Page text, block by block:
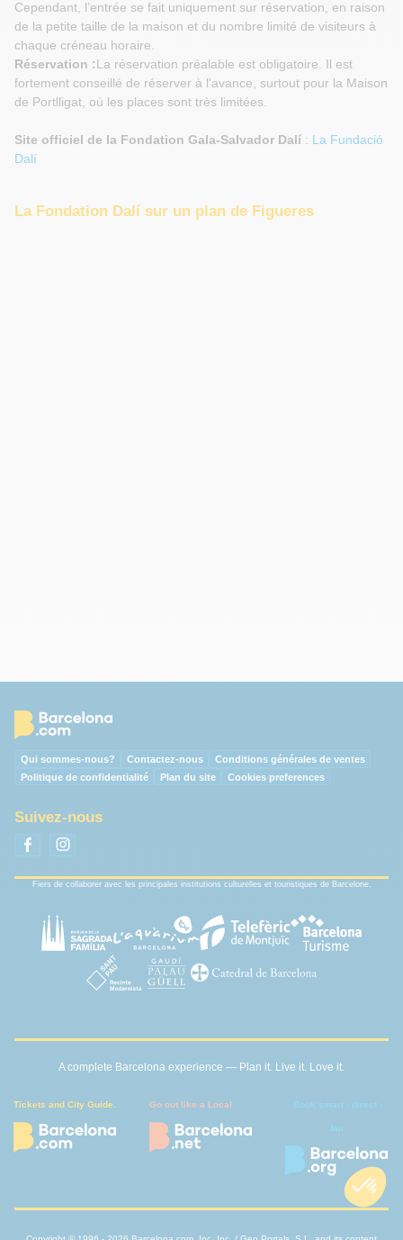
Cependant, l’entrée se fait uniquement sur réservation, en raison
de la petite taille de la maison et du nombre limité de visiteurs à
chaque créneau horaire.
Réservation :La réservation préalable est obligatoire. Il est
fortement conseillé de réserver à l'avance, surtout pour la Maison
de Portlligat, où les places sont très limitées.
Site officiel de la Fondation Gala-Salvador Dalí : La Fundació
Dalí
La Fondation Dalí sur un plan de Figueres
Qui sommes-nous? Contactez-nous
Conditions générales de ventes
Politique de confidentialité
Plan du site Cookies preferences
Suivez-nous
Fiers de collaborer avec les principales institutions culturelles et touristiques de Barcelone.
A complete Barcelona experience — Plan it. Live it. Love it.
Tickets and City Guide. Go out like a Local Book smart - direct -
fair